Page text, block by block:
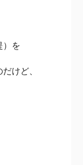
）を
けど、